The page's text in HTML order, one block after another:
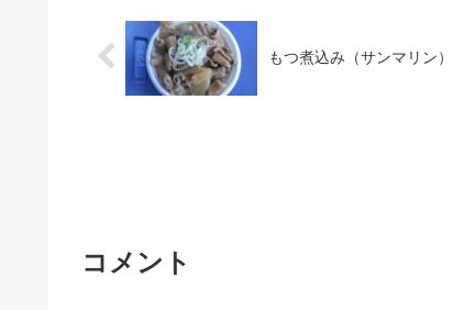
もつ煮込み（サンマリン）
コメント